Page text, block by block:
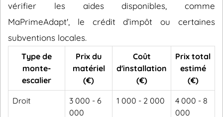
vérifier les aides disponibles, comme
MaPrimeAdapt', le crédit d’impôt ou certaines
subventions locales.
Type de
monte-
escalier
Prix du
matériel
(€)
Coût
d'installation
(€)
Prix total
estimé
(€)
Droit
3 000 - 6
000
1 000 - 2 000
4 000 - 8
000